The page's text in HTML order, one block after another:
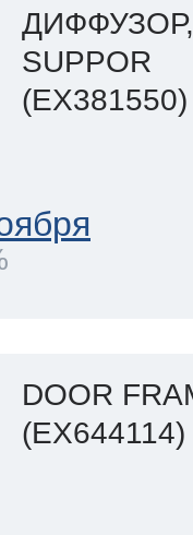
SUPPOR
(EX381550)
DOOR
(EX644114)